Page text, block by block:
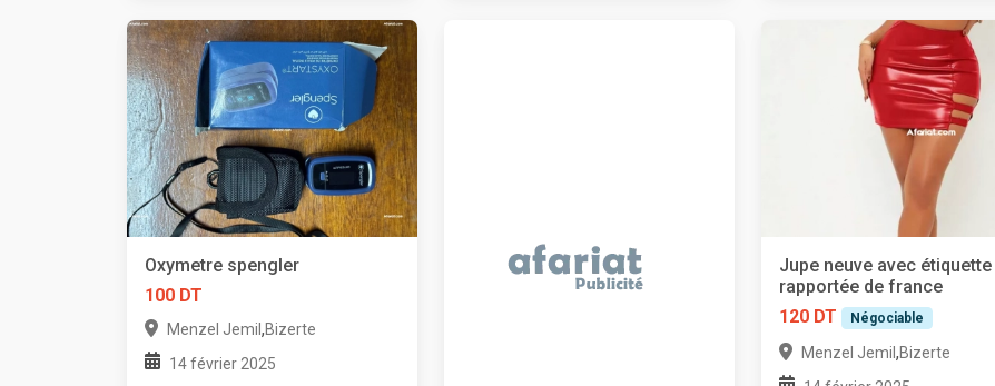
Oxymetre spengler
100 DT
Menzel Jemil ,Bizerte
14 février 2025
Jupe neuve avec étiquette
rapportée de france
120 DT
Négociable
Menzel Jemil ,Bizerte